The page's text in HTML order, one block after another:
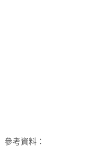
參考資料：